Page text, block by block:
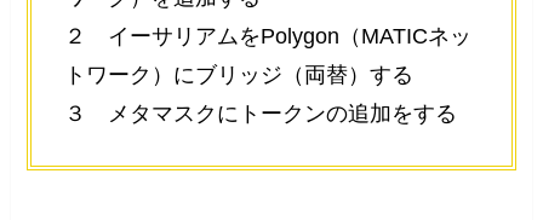
２ イーサリアムをPolygon（MATICネッ
トワーク）にブリッジ（両替）する
３ メタマスクにトークンの追加をする